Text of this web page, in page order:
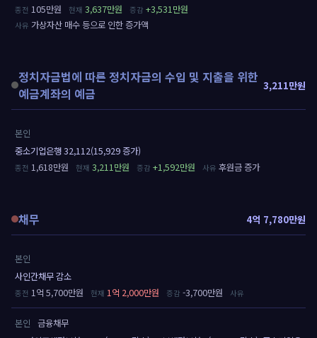
105만원
3,637만원
+3,531만원
가상자산 매수 등으로 인한 증가액
정치자금법에 따른 정치자금의 수입 및 지출을 위한
예금계좌의 예금
3,211만원
본인
중소기업은행 32,112(15,929 증가)
1,618만원
3,211만원 +1,592만원 후원금 증가
채무 4억 7,780만원
본인
사인간채무 감소
1억 5,700만원
1억 2,000만원 -3,700만원
본인
금융채무